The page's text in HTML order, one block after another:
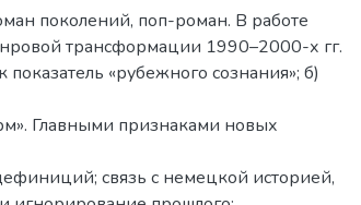
поколений, поп-роман. В работе
трансформации 1990–2000-х гг.
«рубежного сознания»; б)
Главными признаками новых
связь с немецкой историей,